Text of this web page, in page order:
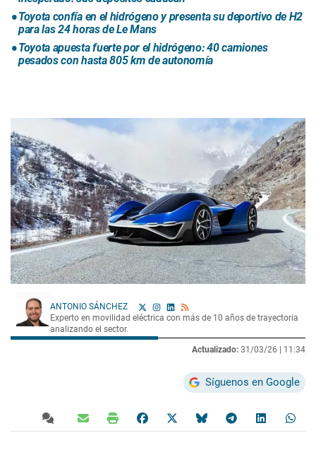
Toyota confía en el hidrógeno y presenta su deportivo de H2
para las 24 horas de Le Mans
Toyota apuesta fuerte por el hidrógeno: 40 camiones
pesados con hasta 805 km de autonomía
ANTONIO SÁNCHEZ
Experto en movilidad eléctrica con más de 10 años de trayectoria
analizando el sector.
Actualizado: 31/03/26 | 11:34
Síguenos en Google